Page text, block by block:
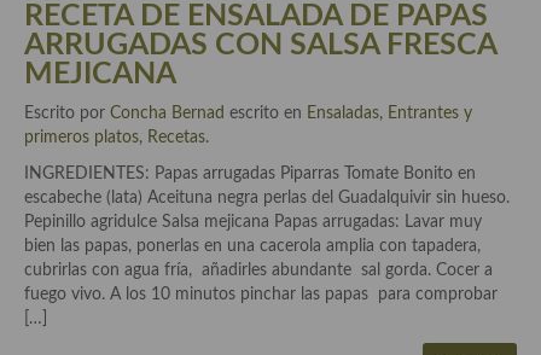
Las opiniones de la «Cocinera»
Prensa
Recetas
Airfryer recetas
Aderezos, salsas, vinagretas, especias, hierbas aromáticas o
aditivos
Especias, mezclas de especias
RECETA DE ENSALADA DE PAPAS
ARRUGADAS CON SALSA FRESCA
MEJICANA
Escrito por Concha Bernad escrito en Ensaladas, Entrantes y
primeros platos, Recetas.
INGREDIENTES: Papas arrugadas Piparras Tomate Bonito en
escabeche (lata) Aceituna negra perlas del Guadalquivir sin hueso.
Pepinillo agridulce Salsa mejicana Papas arrugadas: Lavar muy
bien las papas, ponerlas en una cacerola amplia con tapadera,
cubrirlas con agua fría, añadirles abundante sal gorda. Cocer a
fuego vivo. A los 10 minutos pinchar las papas para comprobar
[…]